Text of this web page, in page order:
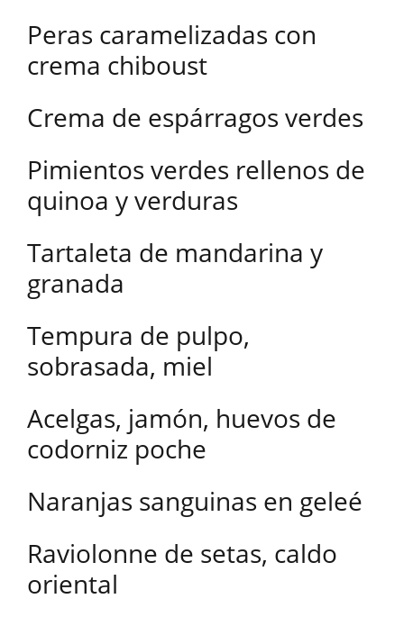
Peras caramelizadas con
crema chiboust
Crema de espárragos verdes
Pimientos verdes rellenos de
quinoa y verduras
Tartaleta de mandarina y
granada
Tempura de pulpo,
sobrasada, miel
Acelgas, jamón, huevos de
codorniz poche
Naranjas sanguinas en geleé
Raviolonne de setas, caldo
oriental